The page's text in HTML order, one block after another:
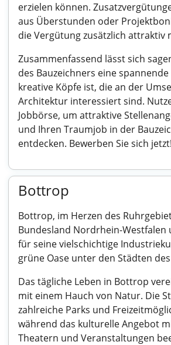
erzielen können.
aus Überstunden oder
die Vergütung zusätzlich attraktiv
Zusammenfassend lässt sich
des Bauzeichners eine
kreative Köpfe ist, die an der
Architektur interessiert sind.
Jobbörse, um attraktive
und Ihren Traumjob in der
entdecken. Bewerben Sie sich jetzt!
Bottrop
Bottrop, im Herzen des
Bundesland Nordrhein-Westfalen
für seine vielschichtige
grüne Oase unter den Städten
Das tägliche Leben in Bottrop
mit einem Hauch von Natur. Die
zahlreiche Parks und
während das kulturelle Angebot
Theatern und Veranstaltungen